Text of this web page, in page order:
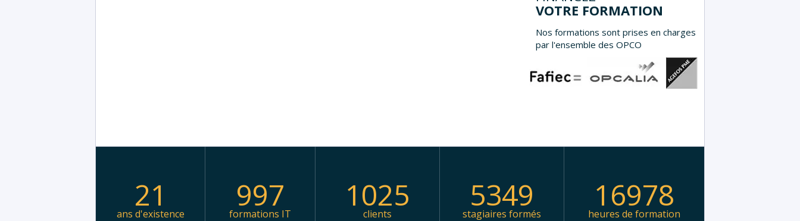
VOTRE FORMATION
Nos formations sont prises en charges
par l'ensemble des OPCO
21
ans d'existence 997
formations IT 1025
clients 5349
stagiaires formés 16978
heures de formation